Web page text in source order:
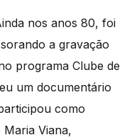
nos anos 80, foi
a gravação
programa Clube de
um documentário
como
Viana,